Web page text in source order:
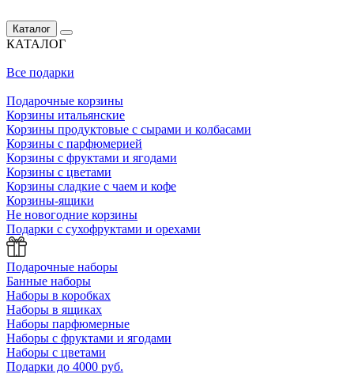
Каталог
КАТАЛОГ
Все подарки
Подарочные корзины
Корзины итальянские
Корзины продуктовые с сырами и колбасами
Корзины с парфюмерией
Корзины с фруктами и ягодами
Корзины с цветами
Корзины сладкие с чаем и кофе
Корзины-ящики
Не новогодние корзины
Подарки с сухофруктами и орехами
Подарочные наборы
Банные наборы
Наборы в коробках
Наборы в ящиках
Наборы парфюмерные
Наборы с фруктами и ягодами
Наборы с цветами
Подарки до 4000 руб.